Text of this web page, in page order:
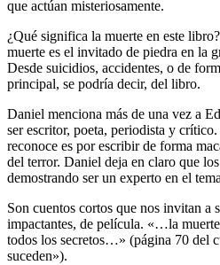
que actúan misteriosamente.
¿Qué significa la muerte en este
muerte es el invitado de piedra en la
Desde suicidios, accidentes, o de
principal, se podría decir, del libro.
Daniel menciona más de una vez a
ser escritor, poeta, periodista y
reconoce es por escribir de forma
del terror. Daniel deja en claro que
demostrando ser un experto en el
Son cuentos cortos que nos invitan a
impactantes, de película. «…la
todos los secretos…» (página 70 del
suceden»).